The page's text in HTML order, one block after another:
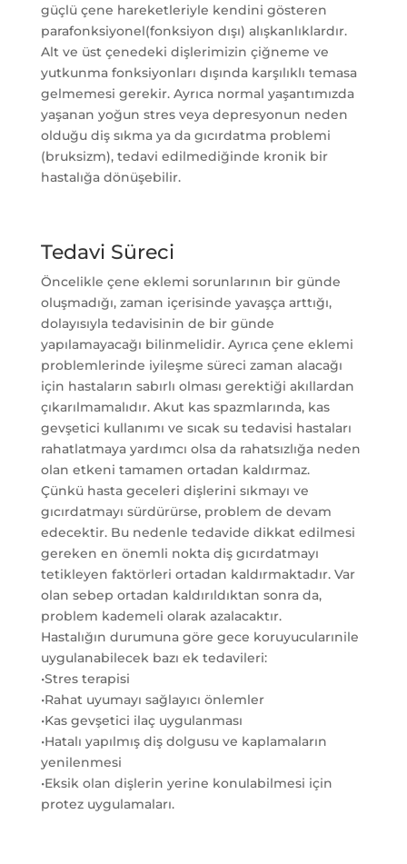
güçlü çene hareketleriyle kendini gösteren
parafonksiyonel(fonksiyon dışı) alışkanlıklardır.
Alt ve üst çenedeki dişlerimizin çiğneme ve
yutkunma fonksiyonları dışında karşılıklı temasa
gelmemesi gerekir. Ayrıca normal yaşantımızda
yaşanan yoğun stres veya depresyonun neden
olduğu diş sıkma ya da gıcırdatma problemi
(bruksizm), tedavi edilmediğinde kronik bir
hastalığa dönüşebilir.
Tedavi Süreci
Öncelikle çene eklemi sorunlarının bir günde
oluşmadığı, zaman içerisinde yavaşça arttığı,
dolayısıyla tedavisinin de bir günde
yapılamayacağı bilinmelidir. Ayrıca çene eklemi
problemlerinde iyileşme süreci zaman alacağı
için hastaların sabırlı olması gerektiği akıllardan
çıkarılmamalıdır. Akut kas spazmlarında, kas
gevşetici kullanımı ve sıcak su tedavisi hastaları
rahatlatmaya yardımcı olsa da rahatsızlığa neden
olan etkeni tamamen ortadan kaldırmaz.
Çünkü hasta geceleri dişlerini sıkmayı ve
gıcırdatmayı sürdürürse, problem de devam
edecektir. Bu nedenle tedavide dikkat edilmesi
gereken en önemli nokta diş gıcırdatmayı
tetikleyen faktörleri ortadan kaldırmaktadır. Var
olan sebep ortadan kaldırıldıktan sonra da,
problem kademeli olarak azalacaktır.
Hastalığın durumuna göre gece koruyucularınile
uygulanabilecek bazı ek tedavileri:
•Stres terapisi
•Rahat uyumayı sağlayıcı önlemler
•Kas gevşetici ilaç uygulanması
•Hatalı yapılmış diş dolgusu ve kaplamaların
yenilenmesi
•Eksik olan dişlerin yerine konulabilmesi için
protez uygulamaları.